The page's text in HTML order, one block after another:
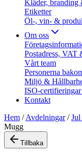
Kläder, branding
Etiketter
Öl-, vin- &
Om oss
Postadress, VAT
Vårt team
Personerna
Miljö &
ISO-
Kontakt
Hem /Avdelningar/
Mugg
Tillbaka